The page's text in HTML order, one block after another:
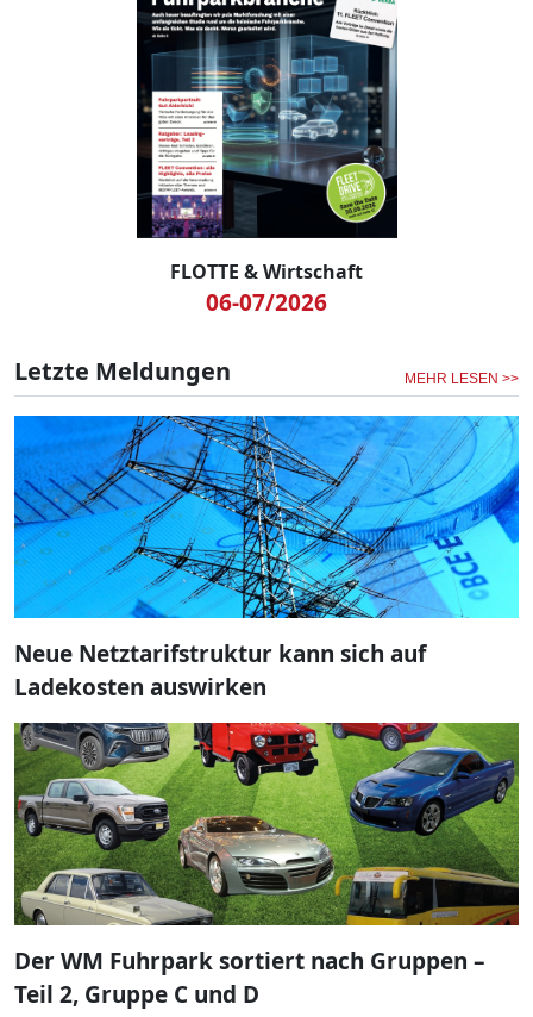
FLOTTE & Wirtschaft
06-07/2026
Letzte Meldungen MEHR LESEN >>
Neue Netztarifstruktur kann sich auf
Ladekosten auswirken
Der WM Fuhrpark sortiert nach Gruppen –
Teil 2, Gruppe C und D